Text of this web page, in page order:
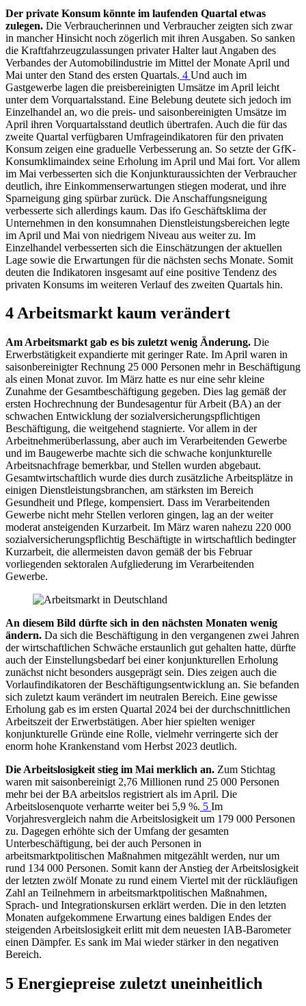
Der private Konsum könnte im laufenden Quartal etwas
zulegen. Die Verbraucherinnen und Verbraucher zeigten sich zwar
in mancher Hinsicht noch zögerlich mit ihren Ausgaben. So sanken
die Kraftfahrzeugzulassungen privater Halter laut Angaben des
Verbandes der Automobilindustrie im Mittel der Monate April und
Mai unter den Stand des ersten Quartals. 4 Und auch im
Gastgewerbe lagen die preisbereinigten Umsätze im April leicht
unter dem Vorquartalsstand. Eine Belebung deutete sich jedoch im
Einzelhandel an, wo die preis- und saisonbereinigten Umsätze im
April ihren Vorquartalsstand deutlich übertrafen. Auch die für das
zweite Quartal verfügbaren Umfrageindikatoren für den privaten
Konsum zeigen eine graduelle Verbesserung an. So setzte der GfK-
Konsumklimaindex seine Erholung im April und Mai fort. Vor allem
im Mai verbesserten sich die Konjunkturaussichten der Verbraucher
deutlich, ihre Einkommenserwartungen stiegen moderat, und ihre
Sparneigung ging spürbar zurück. Die Anschaffungsneigung
verbesserte sich allerdings kaum. Das ifo Geschäftsklima der
Unternehmen in den konsumnahen Dienstleistungsbereichen legte
im April und Mai von niedrigem Niveau aus weiter zu. Im
Einzelhandel verbesserten sich die Einschätzungen der aktuellen
Lage sowie die Erwartungen für die nächsten sechs Monate. Somit
deuten die Indikatoren insgesamt auf eine positive Tendenz des
privaten Konsums im weiteren Verlauf des zweiten Quartals hin.
4 Arbeitsmarkt kaum verändert
Am Arbeitsmarkt gab es bis zuletzt wenig Änderung. Die
Erwerbstätigkeit expandierte mit geringer Rate. Im April waren in
saisonbereinigter Rechnung 25 000 Personen mehr in Beschäftigung
als einen Monat zuvor. Im März hatte es nur eine sehr kleine
Zunahme der Gesamtbeschäftigung gegeben. Dies lag gemäß der
ersten Hochrechnung der Bundesagentur für Arbeit (BA) an der
schwachen Entwicklung der sozialversicherungspflichtigen
Beschäftigung, die weitgehend stagnierte. Vor allem in der
Arbeitnehmerüberlassung, aber auch im Verarbeitenden Gewerbe
und im Baugewerbe machte sich die schwache konjunkturelle
Arbeitsnachfrage bemerkbar, und Stellen wurden abgebaut.
Gesamtwirtschaftlich wurde dies durch zusätzliche Arbeitsplätze in
einigen Dienstleistungsbranchen, am stärksten im Bereich
Gesundheit und Pflege, kompensiert. Dass im Verarbeitenden
Gewerbe nicht mehr Stellen verloren gingen, lag an der weiter
moderat ansteigenden Kurzarbeit. Im März waren nahezu 220 000
sozialversicherungspflichtig Beschäftigte in wirtschaftlich bedingter
Kurzarbeit, die allermeisten davon gemäß der bis Februar
vorliegenden sektoralen Aufgliederung im Verarbeitenden
Gewerbe.
An diesem Bild dürfte sich in den nächsten Monaten wenig
ändern. Da sich die Beschäftigung in den vergangenen zwei Jahren
der wirtschaftlichen Schwäche erstaunlich gut gehalten hatte, dürfte
auch der Einstellungsbedarf bei einer konjunkturellen Erholung
zunächst nicht besonders ausgeprägt sein. Dies zeigen auch die
Vorlaufindikatoren der Beschäftigungsentwicklung an. Sie befanden
sich zuletzt kaum verändert im neutralen Bereich. Eine gewisse
Erholung gab es im ersten Quartal 2024 bei der durchschnittlichen
Arbeitszeit der Erwerbstätigen. Aber hier spielten weniger
konjunkturelle Gründe eine Rolle, vielmehr verringerte sich der
enorm hohe Krankenstand vom Herbst 2023 deutlich.
Die Arbeitslosigkeit stieg im Mai merklich an. Zum Stichtag
waren mit saisonbereinigt 2,76 Millionen rund 25 000 Personen
mehr bei derBA arbeitslos registriert als im April. Die
Arbeitslosenquote verharrte weiter bei 5,9 %. 5 Im
Vorjahresvergleich nahm die Arbeitslosigkeit um 179 000 Personen
zu. Dagegen erhöhte sich der Umfang der gesamten
Unterbeschäftigung, bei der auch Personen in
arbeitsmarktpolitischen Maßnahmen mitgezählt werden, nur um
rund 134 000 Personen. Somit kann der Anstieg der Arbeitslosigkeit
der letzten zwölf Monate zu rund einem Viertel mit der rückläufigen
Zahl an Teilnehmern in arbeitsmarktpolitischen Maßnahmen,
Sprach- und Integrationskursen erklärt werden. Die in den letzten
Monaten aufgekommene Erwartung eines baldigen Endes der
steigenden Arbeitslosigkeit erlitt mit dem neuesten IAB-Barometer
einen Dämpfer. Es sank im Mai wieder stärker in den negativen
Bereich.
5 Energiepreise zuletzt uneinheitlich